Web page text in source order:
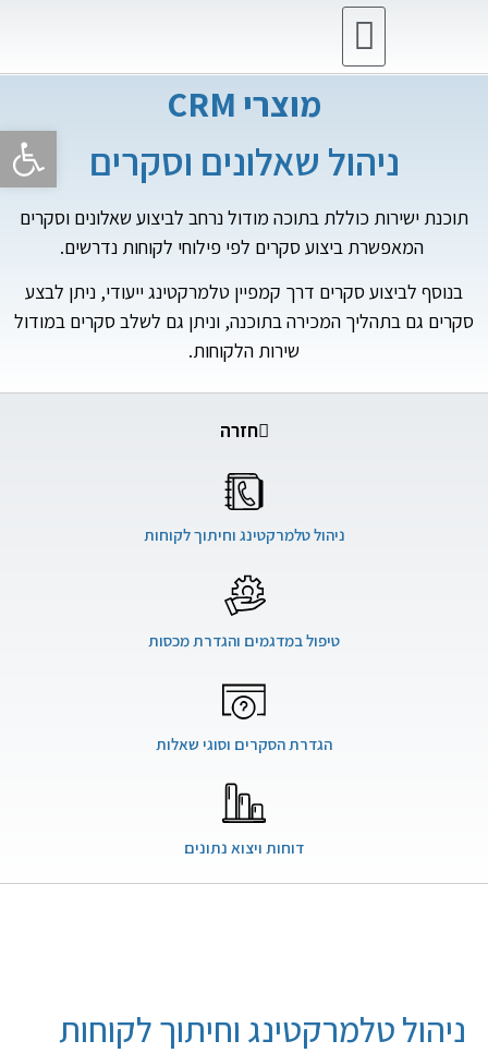
פתח
מוצרי CRM
ניהול שאלונים וסקרים
תוכנת ישירות כוללת בתוכה מודול נרחב לביצוע שאלונים וסקרים
המאפשרת ביצוע סקרים לפי פילוחי לקוחות נדרשים.
בנוסף לביצוע סקרים דרך קמפיין טלמרקטינג ייעודי, ניתן לבצע
סקרים גם בתהליך המכירה בתוכנה, וניתן גם לשלב סקרים במודול
שירות הלקוחות.
חזרה
ניהול טלמרקטינג וחיתוך לקוחות
טיפול במדגמים והגדרת מכסות
הגדרת הסקרים וסוגי שאלות
דוחות ויצוא נתונים
ניהול טלמרקטינג וחיתוך לקוחות